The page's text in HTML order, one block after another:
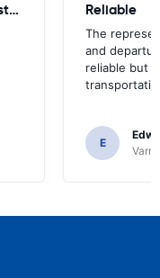
until today - did not get final ststemant of the rent !! Reliable
The
and
reliable but
E